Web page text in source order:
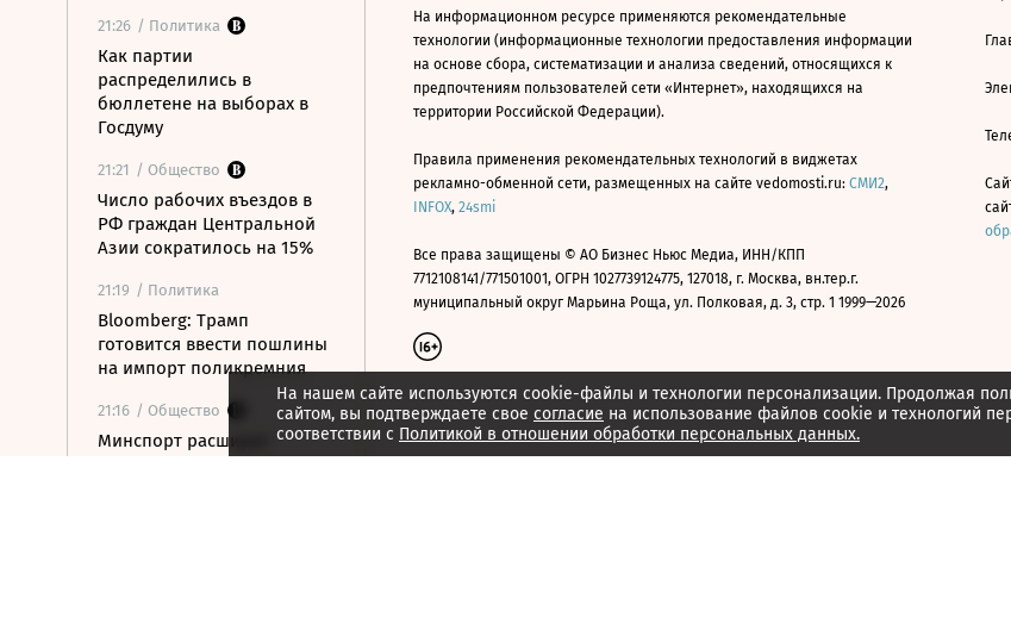
21:26 / Политика
Как партии
распределились в
бюллетене на выборах в
Госдуму
21:21 / Общество
Число рабочих въездов в
РФ граждан Центральной
Азии сократилось на 15%
21:19 / Политика
Bloomberg: Трамп
готовится ввести пошлины
на импорт поликремния
21:16 / Общество
Минспорт расширит
На нашем сайте используются cookie-файлы и технологии персонализации. Продолжая
сайтом, вы подтверждаете свое согласие на использование файлов cookie и технологий
соответствии с Политикой в отношении обработки персональных данных.
На информационном ресурсе применяются рекомендательные
технологии (информационные технологии предоставления информации
на основе сбора, систематизации и анализа сведений, относящихся к
предпочтениям пользователей сети «Интернет», находящихся на
территории Российской Федерации).
Правила применения рекомендательных технологий в виджетах
рекламно-обменной сети, размещенных на сайте vedomosti.ru: СМИ2,
INFOX, 24smi
Все права защищены © АО Бизнес Ньюс Медиа, ИНН/КПП
7712108141/771501001, ОГРН 1027739124775, 127018, г. Москва, вн.тер.г.
муниципальный округ Марьина Роща, ул. Полковая, д. 3, стр. 1 1999—2026